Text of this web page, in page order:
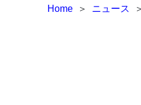
Home ＞ ニュース ＞